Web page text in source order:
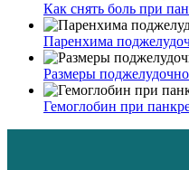
Как снять боль при
Паренхима
Размеры
Гемоглобин при